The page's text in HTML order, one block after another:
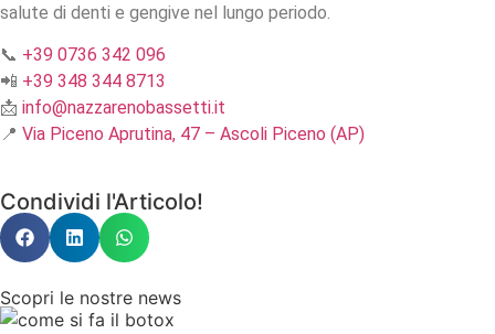
salute di denti e gengive nel lungo periodo.
📞 +39 0736 342 096
📲 +39 348 344 8713
📩 info@nazzarenobassetti.it
📍 Via Piceno Aprutina, 47 – Ascoli Piceno (AP)
Condividi l'Articolo!
Scopri le nostre news